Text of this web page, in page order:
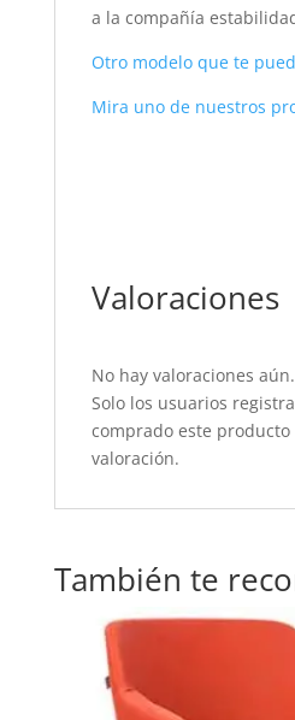
a la compañía
Otro modelo que te
Mira uno de nuestros
Valoraciones
No hay valoraciones aún.
Solo los usuarios
comprado este
valoración.
También te